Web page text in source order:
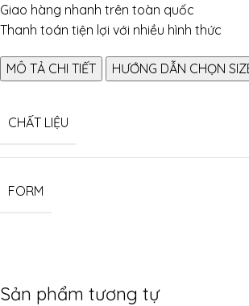
Giao hàng nhanh trên toàn quốc
Thanh toán tiện lợi với nhiều hình thức
MÔ TẢ CHI TIẾT HƯỚNG DẪN CHỌN
CHẤT LIỆU
FORM
Sản phẩm tương tự